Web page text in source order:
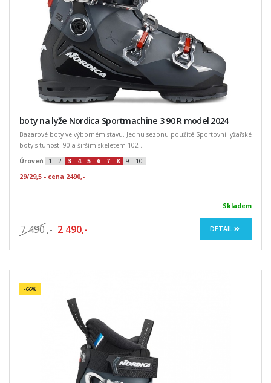
boty na lyže Nordica Sportmachine 3 90 R model 2024
Bazarové boty ve výborném stavu. Jednu sezonu použité Sportovní lyžařské
boty s tuhostí 90 a širším skeletem 102 ...
Úroveň
1 2 3 4 5 6 7 8 9
10
29/29,5 - cena 2490,-
Skladem
7 490,- 2 490,- DETAIL
-66%